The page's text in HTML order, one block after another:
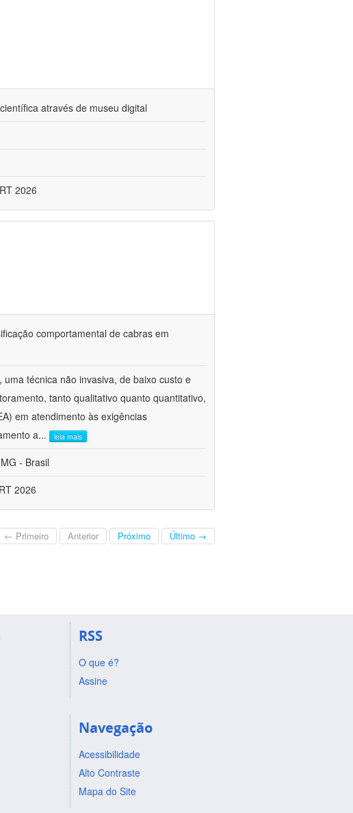
através de museu digital
2026
comportamental de cabras em
técnica não invasiva, de baixo custo e
tanto qualitativo quanto quantitativo,
em atendimento às exigências
a... leia mais
- Brasil
2026
← Primeiro Anterior Próximo Último →
RSS
O que é?
Assine
Navegação
Acessibilidade
Alto Contraste
Mapa do Site